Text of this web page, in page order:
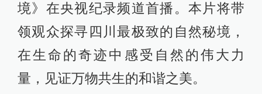
境》在央视纪录频道首播。本片将带
领观众探寻四川最极致的自然秘境，
在生命的奇迹中感受自然的伟大力
量，见证万物共生的和谐之美。